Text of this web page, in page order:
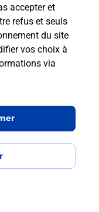
accepter et
refus et seuls
du site
vos choix à
via